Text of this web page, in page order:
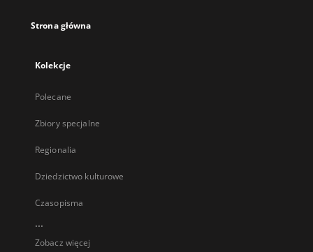
Strona główna
Kolekcje
Polecane
Zbiory specjalne
Regionalia
Dziedzictwo kulturowe
Czasopisma
...
Zobacz więcej